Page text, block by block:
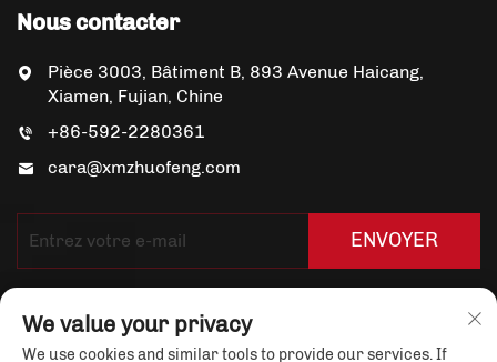
Nous contacter
Pièce 3003, Bâtiment B, 893 Avenue Haicang,
Xiamen, Fujian, Chine
+86-592-2280361
cara@xmzhuofeng.com
ENVOYER
We value your privacy
We use cookies and similar tools to provide our services. If